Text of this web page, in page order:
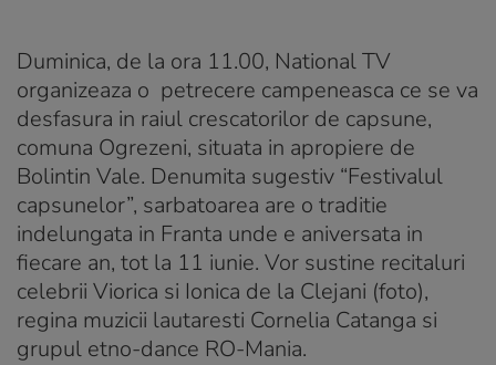
Duminica, de la ora 11.00, National TV
organizeaza o petrecere campeneasca ce se va
desfasura in raiul crescatorilor de capsune,
comuna Ogrezeni, situata in apropiere de
Bolintin Vale. Denumita sugestiv “Festivalul
capsunelor”, sarbatoarea are o traditie
indelungata in Franta unde e aniversata in
fiecare an, tot la 11 iunie. Vor sustine recitaluri
celebrii Viorica si Ionica de la Clejani (foto),
regina muzicii lautaresti Cornelia Catanga si
grupul etno-dance RO-Mania.